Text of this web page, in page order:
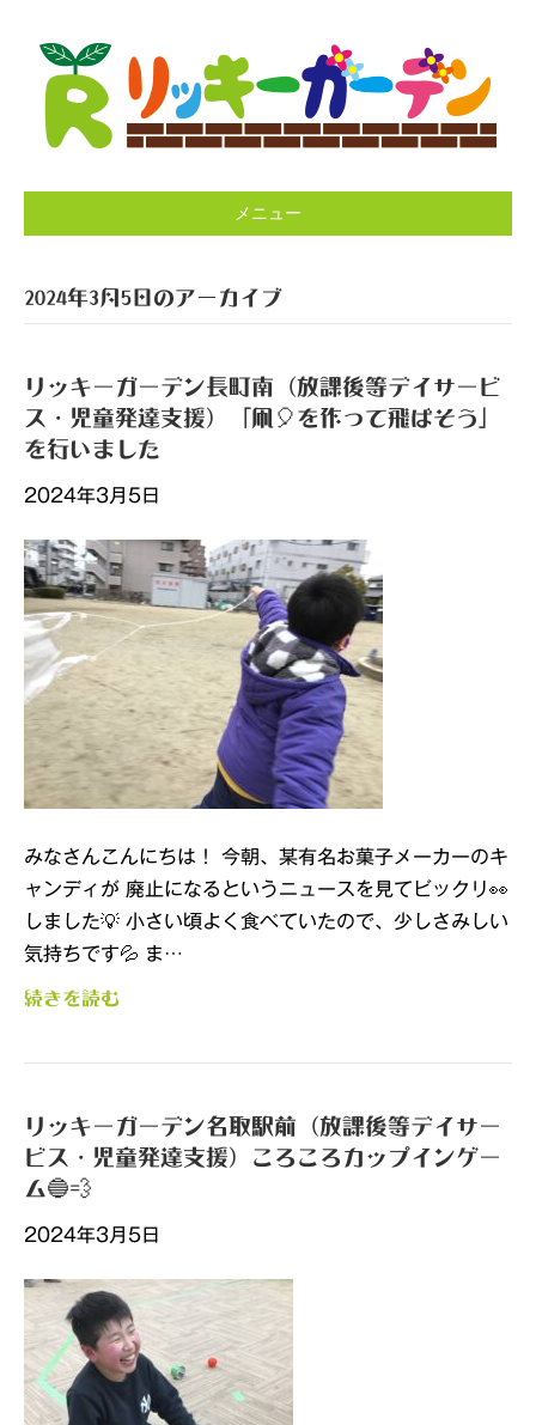
メニュー
2024年3月5日のアーカイブ
リッキーガーデン長町南（放課後等デイサービ
ス・児童発達支援）「凧🎈を作って飛ばそう」
を行いました
2024年3月5日
みなさんこんにちは！ 今朝、某有名お菓子メーカーのキ
ャンディが 廃止になるというニュースを見てビックリ👀
しました💡 小さい頃よく食べていたので、少しさみしい
気持ちです💦 ま…
続きを読む
リッキーガーデン名取駅前（放課後等デイサー
ビス・児童発達支援）ころころカップインゲー
ム🔵💨
2024年3月5日